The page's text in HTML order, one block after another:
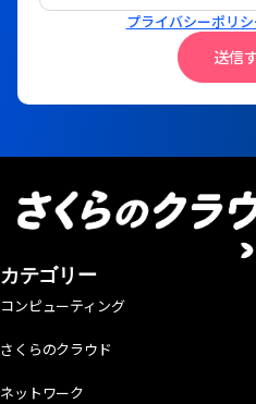
プライバシーポリ
送信
カテゴリー
コンピューティング
さくらのクラウド
ネットワーク